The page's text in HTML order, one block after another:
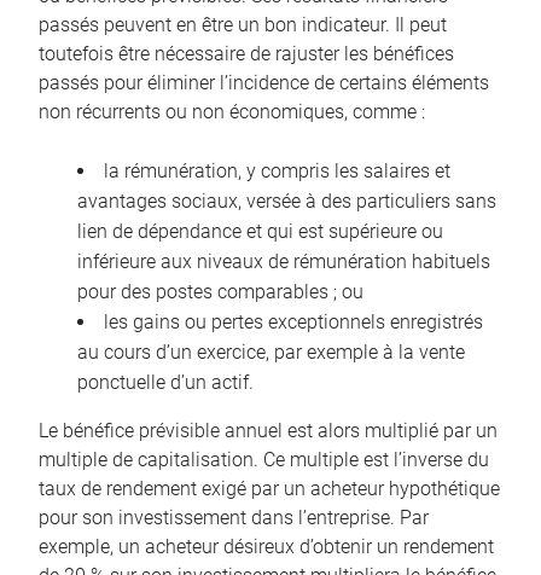
passés peuvent en être un bon indicateur. Il peut
toutefois être nécessaire de rajuster les bénéfices
passés pour éliminer l’incidence de certains éléments
non récurrents ou non économiques, comme :
la rémunération, y compris les salaires et
avantages sociaux, versée à des particuliers sans
lien de dépendance et qui est supérieure ou
inférieure aux niveaux de rémunération habituels
pour des postes comparables ; ou
les gains ou pertes exceptionnels enregistrés
au cours d’un exercice, par exemple à la vente
ponctuelle d’un actif.
Le bénéfice prévisible annuel est alors multiplié par un
multiple de capitalisation. Ce multiple est l’inverse du
taux de rendement exigé par un acheteur hypothétique
pour son investissement dans l’entreprise. Par
exemple, un acheteur désireux d’obtenir un rendement